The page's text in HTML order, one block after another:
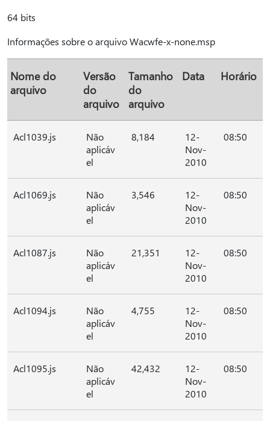
64 bits
Informações sobre o arquivo Wacwfe-x-none.msp
Nome do
arquivo
Versão
do
arquivo
Tamanho
do
arquivo
Data Horário
Acl1039.js
Não
aplicáv
el
8,184
12-
Nov-
2010
08:50
Acl1069.js
Não
aplicáv
el
3,546
12-
Nov-
2010
08:50
Acl1087.js
Não
aplicáv
el
21,351
12-
Nov-
2010
08:50
Acl1094.js
Não
aplicáv
el
4,755
12-
Nov-
2010
08:50
Acl1095.js
Não
aplicáv
el
42,432
12-
Nov-
2010
08:50